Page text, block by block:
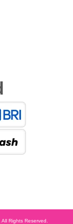
Rights Reserved.